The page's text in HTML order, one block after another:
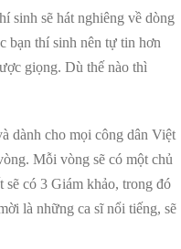
sinh sẽ hát nghiêng về dòng
bạn thí sinh nên tự tin hơn
giọng. Dù thế nào thì
dành cho mọi công dân Việt
Mỗi vòng sẽ có một chủ
có 3 Giám khảo, trong đó
là những ca sĩ nổi tiếng, sẽ